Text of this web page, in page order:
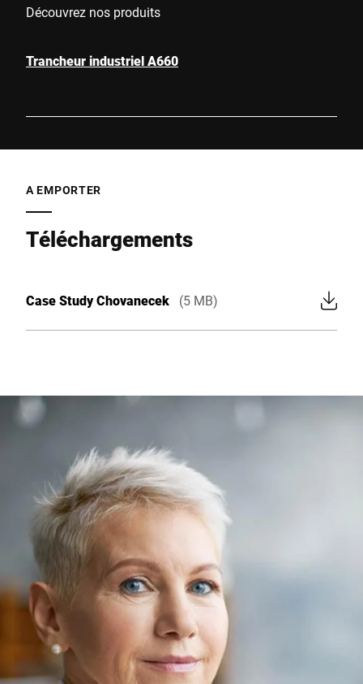
Découvrez nos produits
Trancheur industriel A660
A EMPORTER
Téléchargements
Case Study Chovanecek (5 MB)